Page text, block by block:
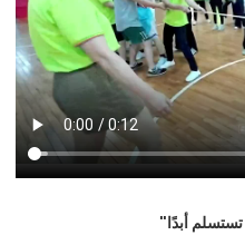
أبدًا"